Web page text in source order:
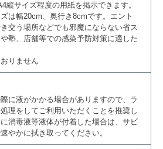
縦サイズ程度の用紙を掲示できます。
は幅20cm、奥行き8cmです。エント
交う場所などでも邪魔にならない省ス
塾、店舗等での感染予防対策に適した
りません
に液がかかる場合がありますので、ラ
理をしてご利用いただくことを推奨し
消毒液等液体が付着した場合は、サビ
やかに拭き取ってください。